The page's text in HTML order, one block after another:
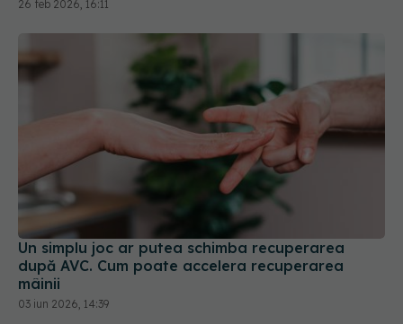
26 feb 2026, 16:11
Un simplu joc ar putea schimba recuperarea
după AVC. Cum poate accelera recuperarea
mâinii
03 iun 2026, 14:39